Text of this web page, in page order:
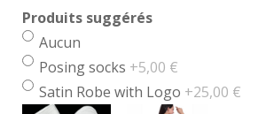
Produits suggérés
Aucun
Posing socks +5,00 €
Satin Robe with Logo +25,00 €